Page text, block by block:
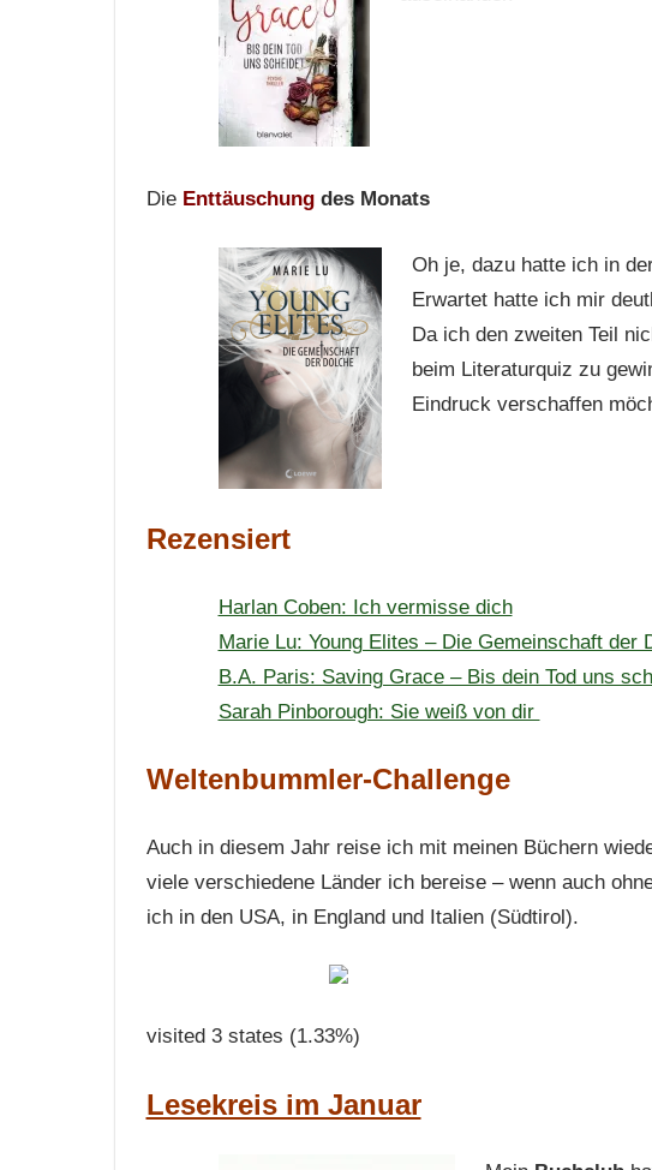
Die Enttäuschungdes Monats
Oh je, dazu hatte ich in
Erwartet hatte ich mir
Da ich den zweiten Teil
beim Literaturquiz zu
Eindruck verschaffen
Rezensiert
Harlan Coben: Ich vermisse dich
Marie Lu: Young Elites – Die Gemeinschaft der
B.A. Paris: Saving Grace – Bis dein Tod uns
Sarah Pinborough: Sie weiß von dir
Weltenbummler-Challenge
Auch in diesem Jahr reise ich mit meinen Büchern
viele verschiedene Länder ich bereise – wenn auch
ich in den USA, in England und Italien (Südtirol).
visited 3 states (1.33%)
Lesekreis im Januar